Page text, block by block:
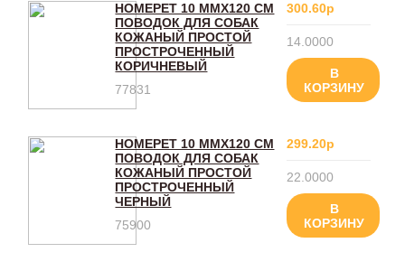
HOMEPET 10 ММХ120 СМ
ПОВОДОК ДЛЯ СОБАК
КОЖАНЫЙ ПРОСТОЙ
ПРОСТРОЧЕННЫЙ
КОРИЧНЕВЫЙ
77831
300.60р
14.0000
В
КОРЗИНУ
HOMEPET 10 ММХ120 СМ
ПОВОДОК ДЛЯ СОБАК
КОЖАНЫЙ ПРОСТОЙ
ПРОСТРОЧЕННЫЙ
ЧЕРНЫЙ
75900
299.20р
22.0000
В
КОРЗИНУ